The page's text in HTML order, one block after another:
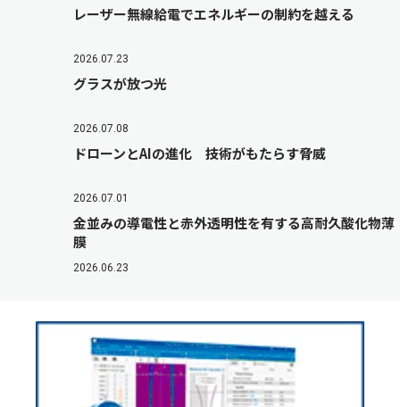
レーザー無線給電でエネルギーの制約を越える
2026.07.23
グラスが放つ光
2026.07.08
ドローンとAIの進化 技術がもたらす脅威
2026.07.01
金並みの導電性と赤外透明性を有する高耐久酸化物薄
膜
2026.06.23